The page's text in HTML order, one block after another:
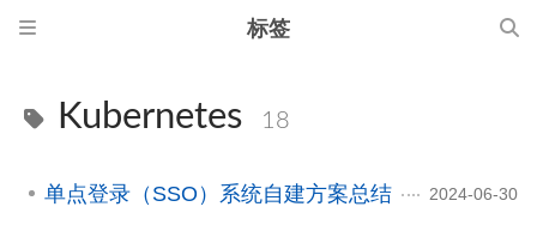
标签
Kubernetes 18
单点登录（SSO）系统自建方案总结 2024-06-30